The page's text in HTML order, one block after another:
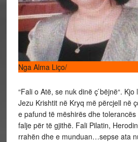
Nga Alma Liço/
“Fali o Atë, se nuk dinë ç ́bëjnë“.
Jezu Krishtit në Kryq më përcjell në
e pafund të mëshirës dhe
falje për të gjithë. Fali Pilatin,
rrahën dhe e munduan…sepse ata